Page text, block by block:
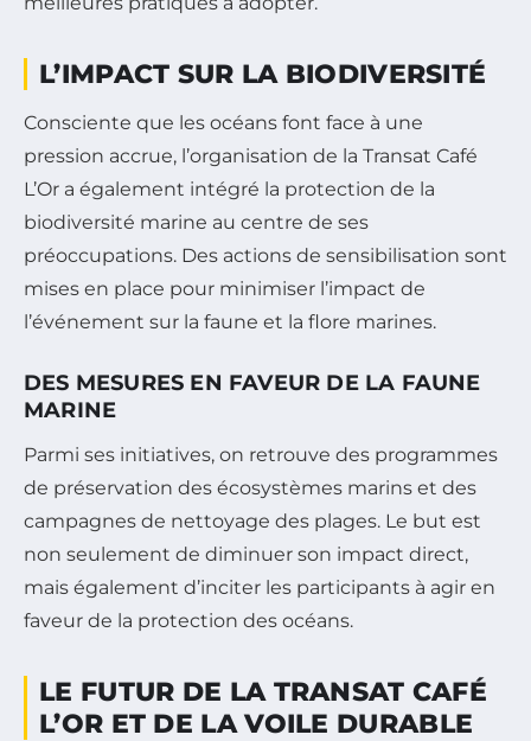
L’IMPACT SUR LA BIODIVERSITÉ
Consciente que les océans font face à une
pression accrue, l’organisation de la Transat Café
L’Or a également intégré la protection de la
biodiversité marine au centre de ses
préoccupations. Des actions de sensibilisation sont
mises en place pour minimiser l’impact de
l’événement sur la faune et la flore marines.
DES MESURES EN FAVEUR DE LA FAUNE
MARINE
Parmi ses initiatives, on retrouve des programmes
de préservation des écosystèmes marins et des
campagnes de nettoyage des plages. Le but est
non seulement de diminuer son impact direct,
mais également d’inciter les participants à agir en
faveur de la protection des océans.
LE FUTUR DE LA TRANSAT CAFÉ
L’OR ET DE LA VOILE DURABLE